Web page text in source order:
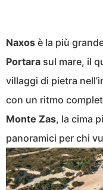
Naxos è la più
Portara sul mare, il
villaggi di pietra
con un ritmo
Monte Zas, la cima
panoramici per chi